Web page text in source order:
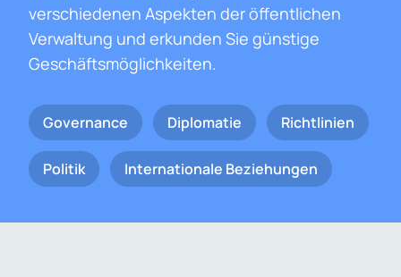
verschiedenen Aspekten der öffentlichen
Verwaltung und erkunden Sie günstige
Geschäftsmöglichkeiten.
Governance Diplomatie Richtlinien
Politik Internationale Beziehungen